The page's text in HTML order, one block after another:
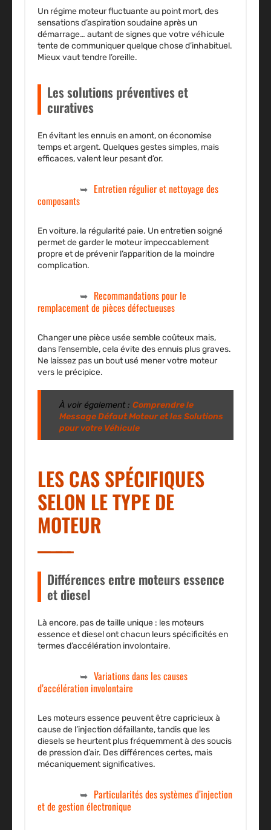
Un régime moteur fluctuante au point mort, des
sensations d’aspiration soudaine après un
démarrage… autant de signes que votre véhicule
tente de communiquer quelque chose d’inhabituel.
Mieux vaut tendre l’oreille.
Les solutions préventives et
curatives
En évitant les ennuis en amont, on économise
temps et argent. Quelques gestes simples, mais
efficaces, valent leur pesant d’or.
Entretien régulier et nettoyage des
composants
En voiture, la régularité paie. Un entretien soigné
permet de garder le moteur impeccablement
propre et de prévenir l’apparition de la moindre
complication.
Recommandations pour le
remplacement de pièces défectueuses
Changer une pièce usée semble coûteux mais,
dans l’ensemble, cela évite des ennuis plus graves.
Ne laissez pas un bout usé mener votre moteur
vers le précipice.
À voir également : Comprendre le
Message Défaut Moteur et les Solutions
pour votre Véhicule
LES CAS SPÉCIFIQUES
SELON LE TYPE DE
MOTEUR
Différences entre moteurs essence
et diesel
Là encore, pas de taille unique : les moteurs
essence et diesel ont chacun leurs spécificités en
termes d’accélération involontaire.
Variations dans les causes
d’accélération involontaire
Les moteurs essence peuvent être capricieux à
cause de l’injection défaillante, tandis que les
diesels se heurtent plus fréquemment à des soucis
de pression d’air. Des différences certes, mais
mécaniquement significatives.
Particularités des systèmes d’injection
et de gestion électronique